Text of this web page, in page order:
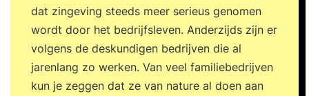
dat zingeving steeds meer serieus genomen
wordt door het bedrijfsleven. Anderzijds zijn er
volgens de deskundigen bedrijven die al
jarenlang zo werken. Van veel familiebedrijven
kun je zeggen dat ze van nature al doen aan